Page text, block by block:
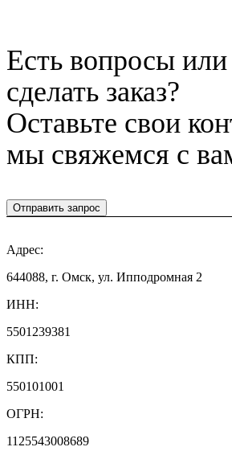
Есть вопросы
сделать заказ?
Оставьте свои
мы свяжемся с
Отправить запрос
Адрес:
644088, г. Омск, ул. Ипподромная 2
ИНН:
5501239381
КПП:
550101001
ОГРН:
1125543008689